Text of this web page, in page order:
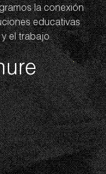
la conexión
educativas
el trabajo.